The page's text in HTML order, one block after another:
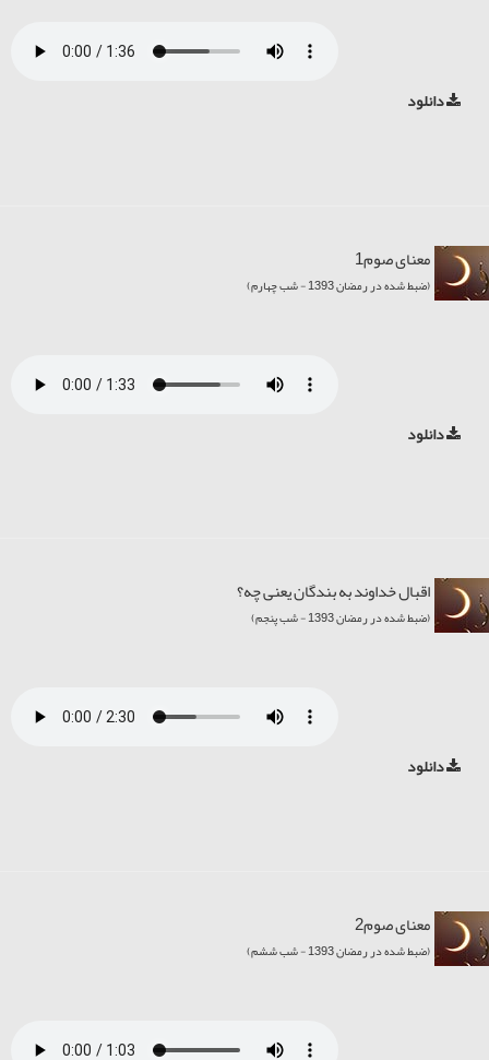
دانلود
معنای صوم1
(ضبط شده در رمضان 1393 - شب چهارم)
دانلود
اقبال خداوند به بندگان یعنی چه؟
(ضبط شده در رمضان 1393 - شب پنجم)
دانلود
معنای صوم2
(ضبط شده در رمضان 1393 - شب ششم)